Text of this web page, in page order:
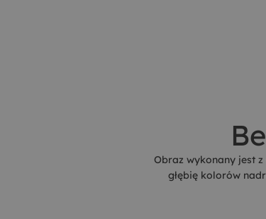
Obraz wykonany jest
głębię kolorów